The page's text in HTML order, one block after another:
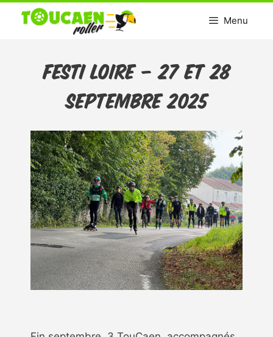
Menu
FESTI LOIRE – 27 et 28
septembre 2025